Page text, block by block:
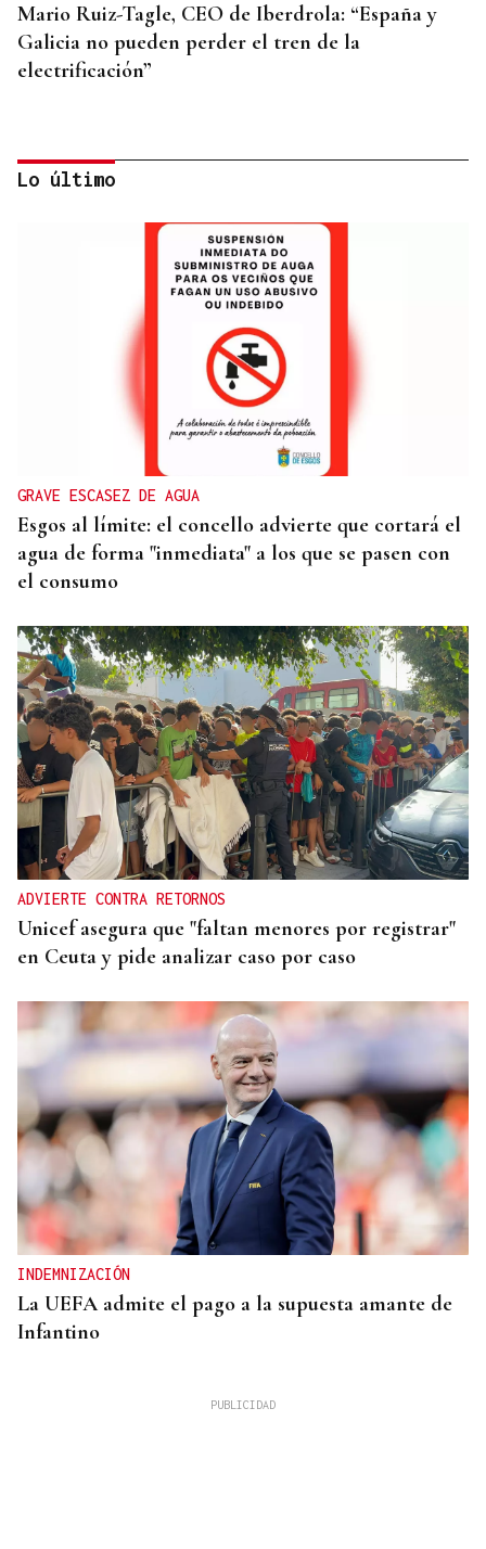
Mario Ruiz-Tagle, CEO de Iberdrola: “España y
Galicia no pueden perder el tren de la
electrificación”
ÁLBUM DE FOTOS
Galería | Mario Ruiz-Tagle, CEO de Iberdrola
España, congrega a numerosas personalidades en
el Foro La Región
Lo último
GRAVE ESCASEZ DE AGUA
Esgos al límite: el concello advierte que cortará el
agua de forma "inmediata" a los que se pasen con
el consumo
ADVIERTE CONTRA RETORNOS
Unicef asegura que "faltan menores por registrar"
en Ceuta y pide analizar caso por caso
INDEMNIZACIÓN
La UEFA admite el pago a la supuesta amante de
Infantino